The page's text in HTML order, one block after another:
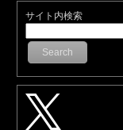
サイト内検索
Search